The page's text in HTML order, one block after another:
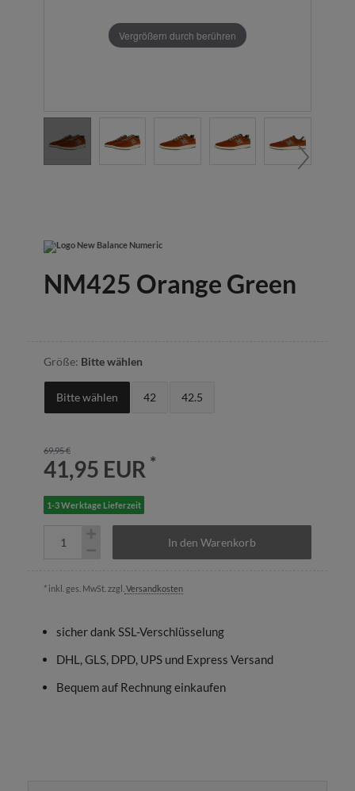
Vergrößern durch berühren
NM425 Orange Green
Größe: Bitte wählen
Bitte wählen 42 42.5
69,95 €
41,95 EUR *
1-3 Werktage Lieferzeit
In den Warenkorb
* inkl. ges. MwSt. zzgl. Versandkosten
sicher dank SSL-Verschlüsselung
DHL, GLS, DPD, UPS und Express Versand
Bequem auf Rechnung einkaufen